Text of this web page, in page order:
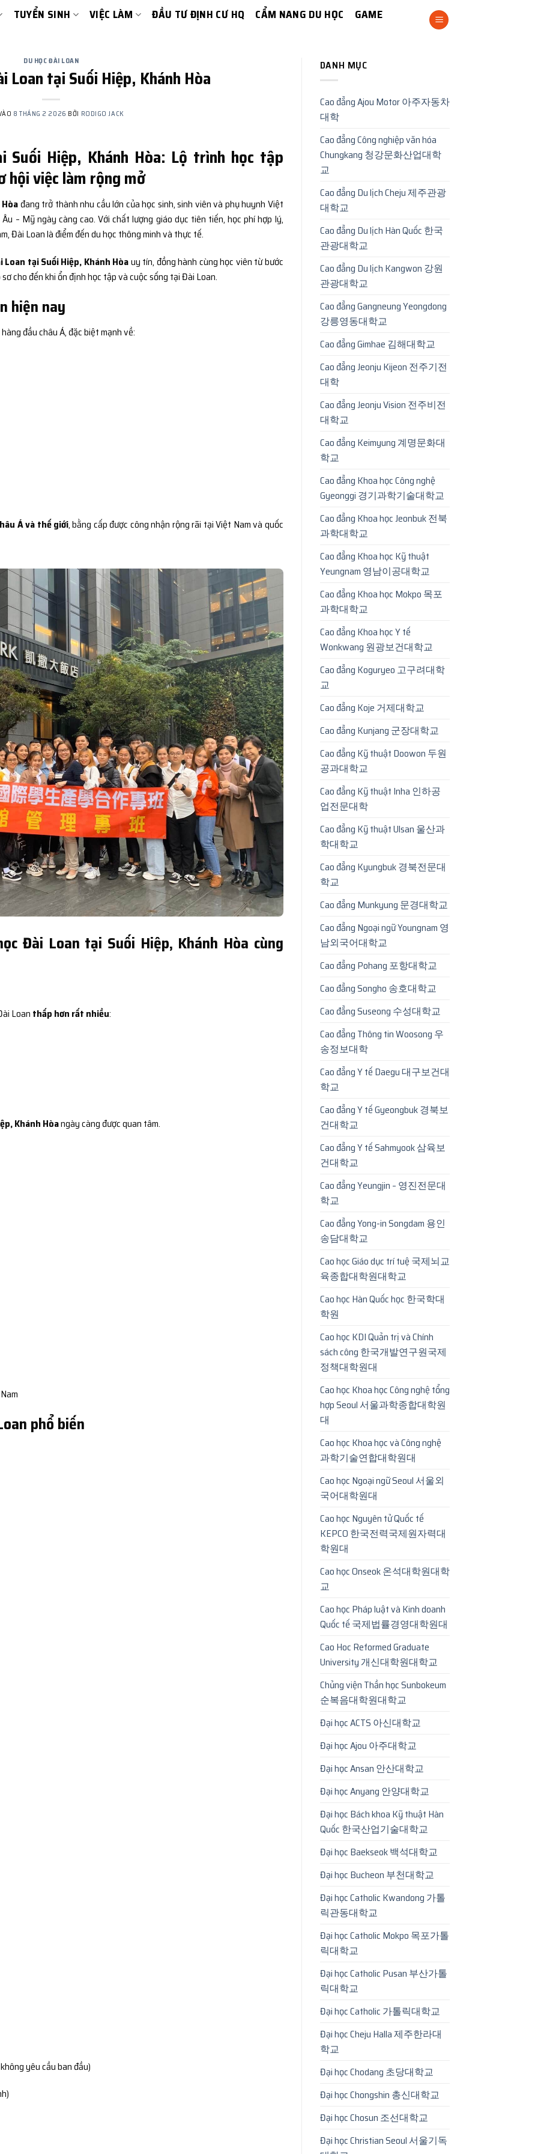
TUYỂN SINH VIỆC LÀM ĐẦU TƯ ĐỊNH CƯ HQ CẨM NANG DU HỌC GAME
DU HỌC ĐÀI LOAN
Loan tại Suối Hiệp, Khánh Hòa
8 THÁNG 2 2026 BỞI RODIGO JACK
Suối Hiệp, Khánh Hòa: Lộ trình học tập
hội việc làm rộng mở
đang trở thành nhu cầu lớn của học sinh, sinh viên và phụ huynh Việt
– Mỹ ngày càng cao. Với chất lượng giáo dục tiên tiến, học phí hợp lý,
Đài Loan là điểm đến du học thông minh và thực tế.
tại Suối Hiệp, Khánh Hòauy tín, đồng hành cùng học viên từ bước
cho đến khi ổn định học tập và cuộc sống tại Đài Loan.
hiện nay
đầu châu Á, đặc biệt mạnh về:
Á và thế giới, bằng cấp được công nhận rộng rãi tại Việt Nam và quốc
Đài Loan tại Suối Hiệp, Khánh Hòa cùng
Loan thấp hơn rất nhiều:
Khánh Hòangày càng được quan tâm.
phổ biến
yêu cầu ban đầu)
DANH MỤC
Cao đẳng Ajou Motor 아주자동차
대학
Cao đẳng Công nghiệp văn hóa
Chungkang 청강문화산업대학
교
Cao đẳng Du lịch Cheju 제주관광
대학교
Cao đẳng Du lịch Hàn Quốc 한국
관광대학교
Cao đẳng Du lịch Kangwon 강원
관광대학교
Cao đẳng Gangneung Yeongdong
강릉영동대학교
Cao đẳng Gimhae 김해대학교
Cao đẳng Jeonju Kijeon 전주기전
대학
Cao đẳng Jeonju Vision 전주비전
대학교
Cao đẳng Keimyung 계명문화대
학교
Cao đẳng Khoa học Công nghệ
Gyeonggi 경기과학기술대학교
Cao đẳng Khoa học Jeonbuk 전북
과학대학교
Cao đẳng Khoa học Kỹ thuật
Yeungnam 영남이공대학교
Cao đẳng Khoa học Mokpo 목포
과학대학교
Cao đẳng Khoa học Y tế
Wonkwang 원광보건대학교
Cao đẳng Koguryeo 고구려대학
교
Cao đẳng Koje 거제대학교
Cao đẳng Kunjang 군장대학교
Cao đẳng Kỹ thuật Doowon 두원
공과대학교
Cao đẳng Kỹ thuật Inha 인하공
업전문대학
Cao đẳng Kỹ thuật Ulsan 울산과
학대학교
Cao đẳng Kyungbuk 경북전문대
학교
Cao đẳng Munkyung 문경대학교
Cao đẳng Ngoại ngữ Youngnam 영
남외국어대학교
Cao đẳng Pohang 포항대학교
Cao đẳng Songho 송호대학교
Cao đẳng Suseong 수성대학교
Cao đẳng Thông tin Woosong 우
송정보대학
Cao đẳng Y tế Daegu 대구보건대
학교
Cao đẳng Y tế Gyeongbuk 경북보
건대학교
Cao đẳng Y tế Sahmyook 삼육보
건대학교
Cao đẳng Yeungjin – 영진전문대
학교
Cao đẳng Yong-in Songdam 용인
송담대학교
Cao học Giáo dục trí tuệ 국제뇌교
육종합대학원대학교
Cao học Hàn Quốc học 한국학대
학원
Cao học KDI Quản trị và Chính
sách công 한국개발연구원국제
정책대학원대
Cao học Khoa học Công nghệ tổng
hợp Seoul 서울과학종합대학원
대
Cao học Khoa học và Công nghệ
과학기술연합대학원대
Cao học Ngoại ngữ Seoul 서울외
국어대학원대
Cao học Nguyên tử Quốc tế
KEPCO 한국전력국제원자력대
학원대
Cao học Onseok 온석대학원대학
교
Cao học Pháp luật và Kinh doanh
Quốc tế 국제법률경영대학원대
Cao Hoc Reformed Graduate
University 개신대학원대학교
Chủng viện Thần học Sunbokeum
순복음대학원대학교
Đại học ACTS 아신대학교
Đại học Ajou 아주대학교
Đại học Ansan 안산대학교
Đại học Anyang 안양대학교
Đại học Bách khoa Kỹ thuật Hàn
Quốc 한국산업기술대학교
Đại học Baekseok 백석대학교
Đại học Bucheon 부천대학교
Đại học Catholic Kwandong 가톨
릭관동대학교
Đại học Catholic Mokpo 목포가톨
릭대학교
Đại học Catholic Pusan 부산가톨
릭대학교
Đại học Catholic 가톨릭대학교
Đại học Cheju Halla 제주한라대
학교
Đại học Chodang 초당대학교
Đại học Chongshin 총신대학교
Đại học Chosun 조선대학교
Đại học Christian Seoul 서울기독